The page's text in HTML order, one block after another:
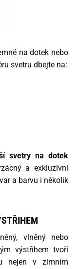
na dotek nebo
svetru dbejte na:
svetry na dotek
a exkluzivní
a barvu i několik
vlněný nebo
výstřihem tvoří
nejen v zimním